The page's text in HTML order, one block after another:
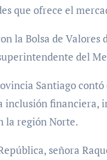
que ofrece el
la Bolsa de
del
Santiago
inclusión financiera,
la región Norte.
señora